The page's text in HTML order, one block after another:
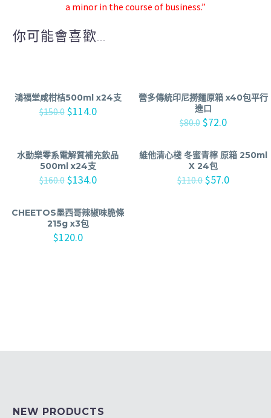
a minor in the course of business.”
你可能會喜歡...
鴻福堂咸柑桔500ml x24支
$150.0 $114.0
營多傳統印尼撈麵原箱 x40包平行
進口
$80.0 $72.0
水動樂零系電解質補充飲品
500ml x24支
$160.0 $134.0
維他清心棧 冬蜜青檸 原箱 250ml
X 24包
$110.0 $57.0
CHEETOS墨西哥辣椒味脆條
215g x3包
$120.0
NEW PRODUCTS